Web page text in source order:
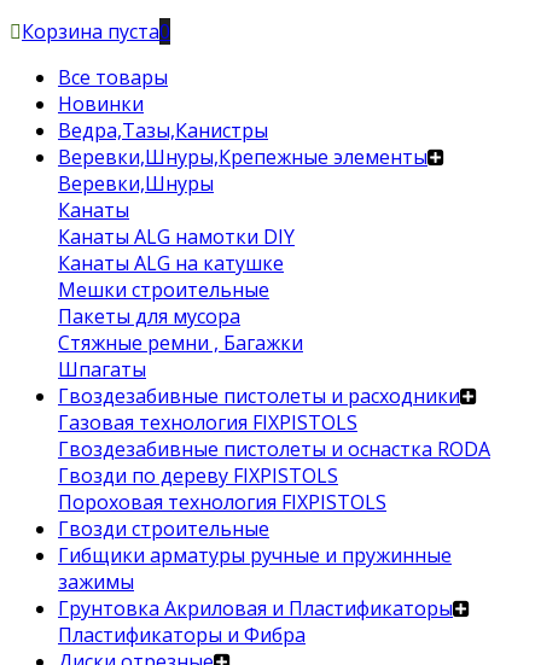
Корзина пуста0
Все товары
Новинки
Ведра,Тазы,Канистры
Веревки,Шнуры,Крепежные элементы
Веревки,Шнуры
Канаты
Канаты ALG намотки DIY
Канаты ALG на катушке
Мешки строительные
Пакеты для мусора
Стяжные ремни , Багажки
Шпагаты
Гвоздезабивные пистолеты и расходники
Газовая технология FIXPISTOLS
Гвоздезабивные пистолеты и оснастка RODA
Гвозди по дереву FIXPISTOLS
Пороховая технология FIXPISTOLS
Гвозди строительные
Гибщики арматуры ручные и пружинные
зажимы
Грунтовка Акриловая и Пластификаторы
Пластификаторы и Фибра